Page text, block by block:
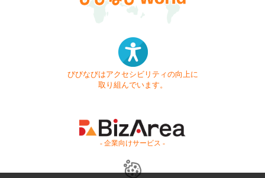
びびなびはアクセシビリティの向上に
取り組んでいます。
- 企業向けサービス -